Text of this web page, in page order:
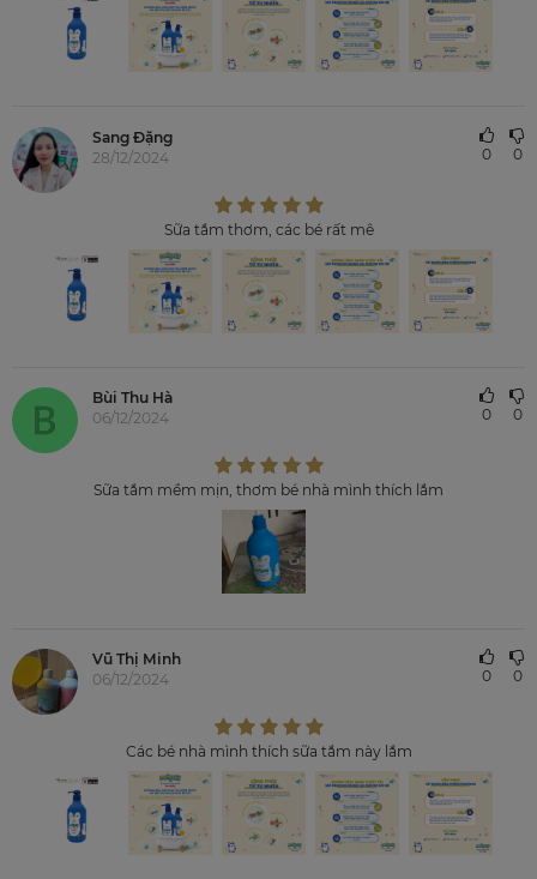
Sang Đặng
28/12/2024
Sữa tắm thơm, các bé rất mê
0 0
Bùi Thu Hà
06/12/2024
Sữa tắm mềm mịn, thơm bé nhà mình thích lắm
0 0
Vũ Thị Minh
06/12/2024
Các bé nhà mình thích sữa tắm này lắm
0 0